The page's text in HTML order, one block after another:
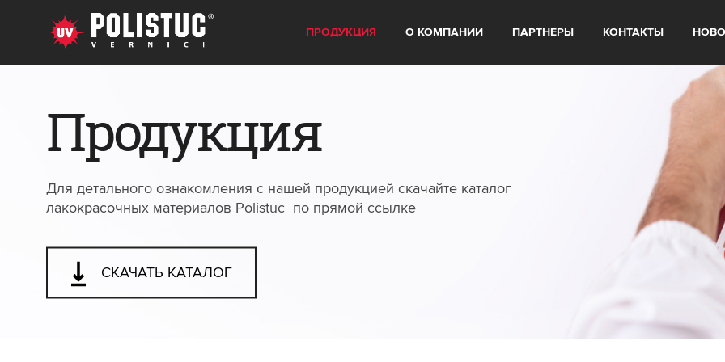
ПРОДУКЦИЯ О КОМПАНИИ ПАРТНЕРЫ КОНТАКТЫ
Продукция
Для детального ознакомления с нашей продукцией скачайте каталог
лакокрасочных материалов Polistuc по прямой ссылке
СКАЧАТЬ КАТАЛОГ